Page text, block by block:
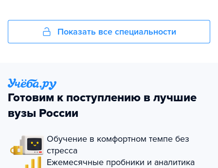
Показать все специальности
Готовим к поступлению в лучшие
вузы России
Обучение в комфортном темпе без
стресса
Ежемесячные пробники и аналитика